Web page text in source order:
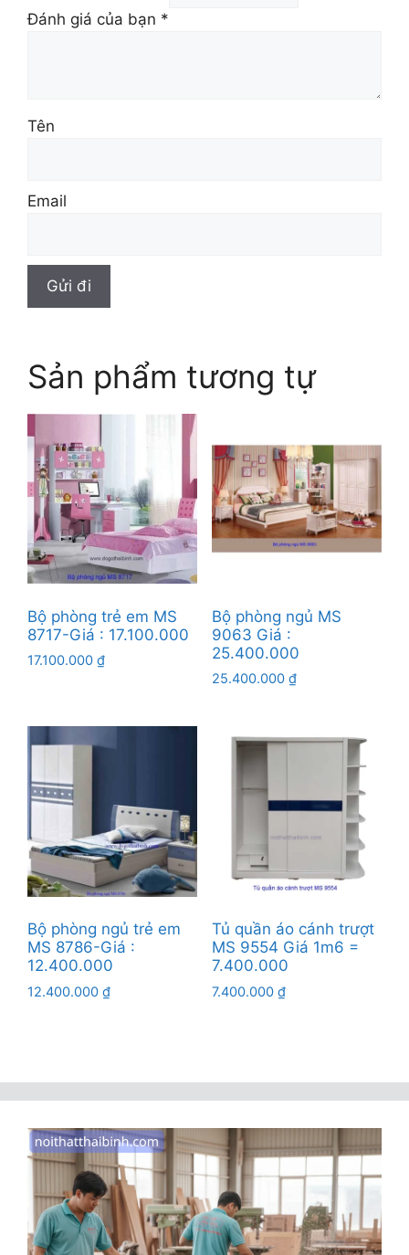
Đánh giá của bạn *
Tên
Email
Sản phẩm tương tự
Bộ phòng trẻ em MS
8717-Giá : 17.100.000
17.100.000 ₫
Bộ phòng ngủ MS
9063 Giá :
25.400.000
25.400.000 ₫
Bộ phòng ngủ trẻ em
MS 8786-Giá :
12.400.000
12.400.000 ₫
Tủ quần áo cánh trượt
MS 9554 Giá 1m6 =
7.400.000
7.400.000 ₫